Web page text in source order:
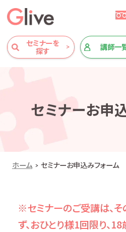
セミナーを
探す
講師一
セミナーお申
ホーム セミナーお申込みフォーム
※セミナーのご受講は、
ず、おひとり様1回限り、